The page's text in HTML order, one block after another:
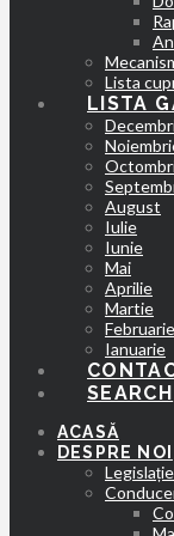
Lista
LISTA
August
Iulie
Iunie
Mai
Aprilie
Martie
Februarie
Ianuarie
SEARCH
ACASĂ
DESPRE NOI